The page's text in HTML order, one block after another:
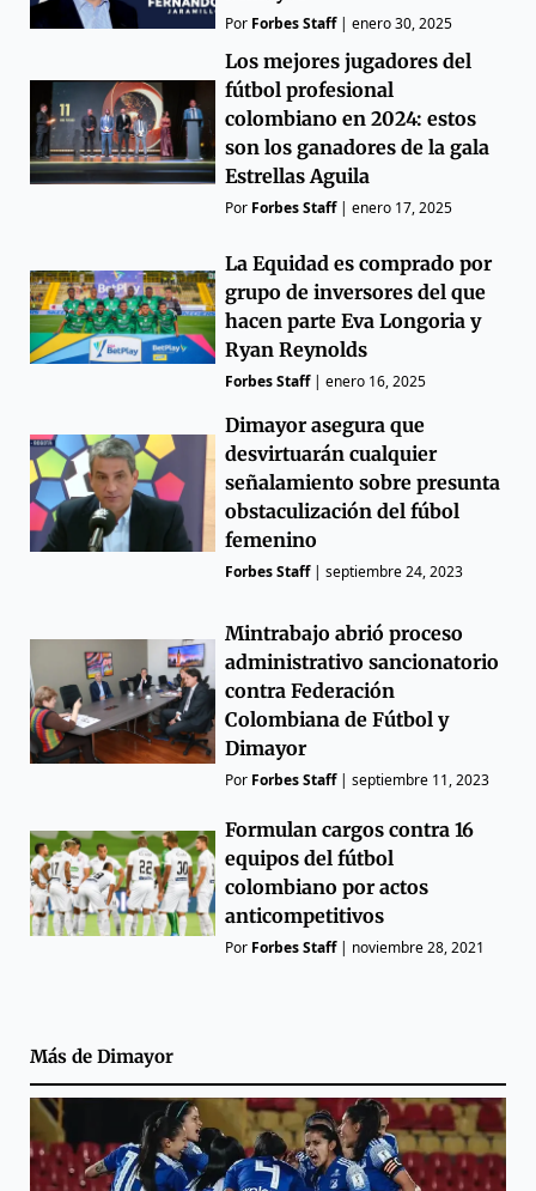
Por Forbes Staff|enero 30, 2025
Los mejores jugadores del
fútbol profesional
colombiano en 2024: estos
son los ganadores de la gala
Estrellas Aguila
Por Forbes Staff|enero 17, 2025
La Equidad es comprado por
grupo de inversores del que
hacen parte Eva Longoria y
Ryan Reynolds
Forbes Staff|enero 16, 2025
Dimayor asegura que
desvirtuarán cualquier
señalamiento sobre presunta
obstaculización del fúbol
femenino
Forbes Staff|septiembre 24, 2023
Mintrabajo abrió proceso
administrativo sancionatorio
contra Federación
Colombiana de Fútbol y
Dimayor
Por Forbes Staff|septiembre 11, 2023
Formulan cargos contra 16
equipos del fútbol
colombiano por actos
anticompetitivos
Por Forbes Staff| noviembre 28, 2021
Más de Dimayor